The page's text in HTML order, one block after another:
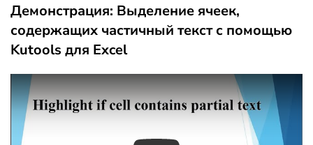
Демонстрация: Выделение ячеек,
содержащих частичный текст с помощью
Kutools для Excel